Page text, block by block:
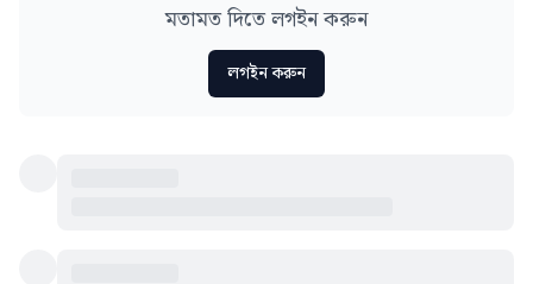
মতামত দিতে লগইন করুন
লগইন করুন